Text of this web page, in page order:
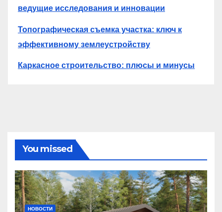
ведущие исследования и инновации
Топографическая съемка участка: ключ к
эффективному землеустройству
Каркасное строительство: плюсы и минусы
You missed
НОВОСТИ